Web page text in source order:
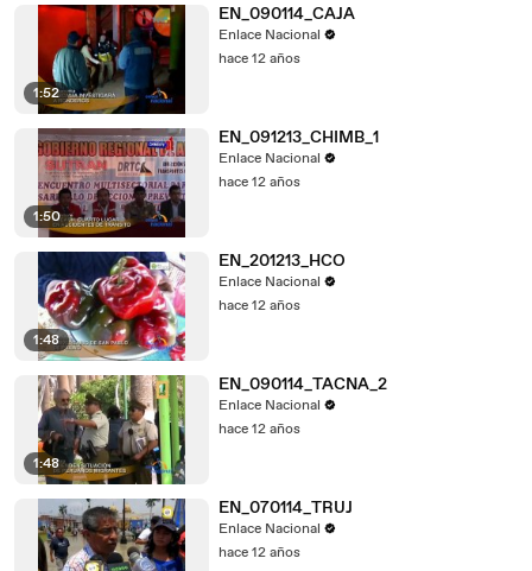
1:52
EN_090114_CAJA
Enlace Nacional
hace 12 años
1:50
EN_091213_CHIMB_1
Enlace Nacional
hace 12 años
1:48
EN_201213_HCO
Enlace Nacional
hace 12 años
1:48
EN_090114_TACNA_2
Enlace Nacional
hace 12 años
EN_070114_TRUJ
Enlace Nacional
hace 12 años